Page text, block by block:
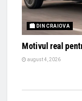
🏙 DIN CRAIOVA
Motivul real
august 4, 2026